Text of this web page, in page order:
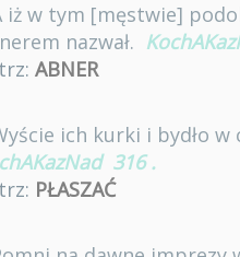
iż w tym [męstwie]
nazwał.
ABNER
ich kurki i bydło
316 .
PŁASZAĆ